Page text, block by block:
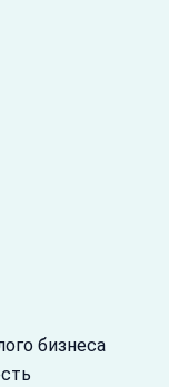
бизнеса